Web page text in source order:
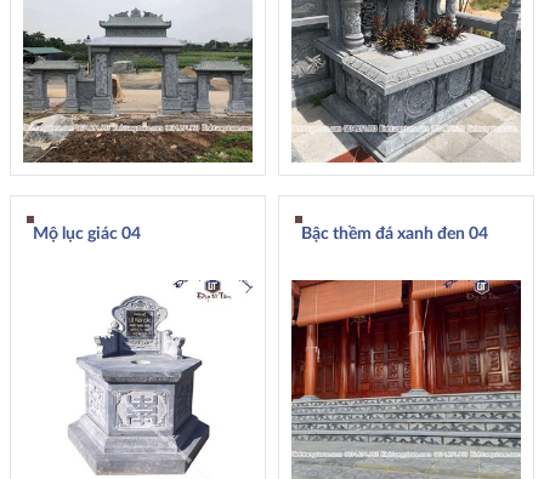
Mộ lục giác 04 Bậc thềm đá xanh đen 04